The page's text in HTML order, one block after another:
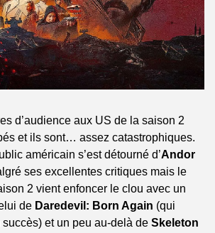
d’audience aux US de la saison 2
et ils sont… assez catastrophiques.
américain s’est détourné d’Andor
ses excellentes critiques mais le
2 vient enfoncer le clou avec un
de Daredevil: Born Again (qui
succès) et un peu au-delà de Skeleton